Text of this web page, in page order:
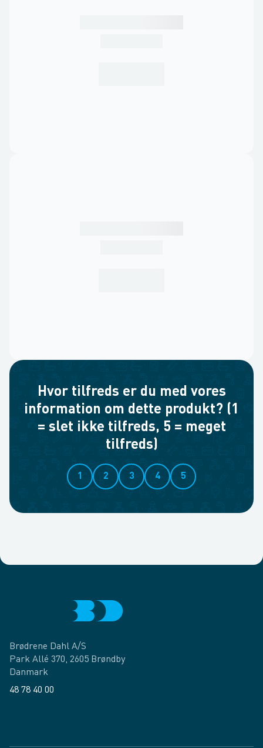
Hvor tilfreds er du med vores
information om dette produkt? (1
= slet ikke tilfreds, 5 = meget
tilfreds)
1 2 3 4 5
Brødrene Dahl A/S
Park Allé 370, 2605 Brøndby
Danmark
48 78 40 00